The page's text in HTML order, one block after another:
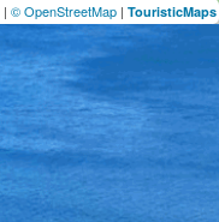
| © OpenStreetMap | TouristicMaps